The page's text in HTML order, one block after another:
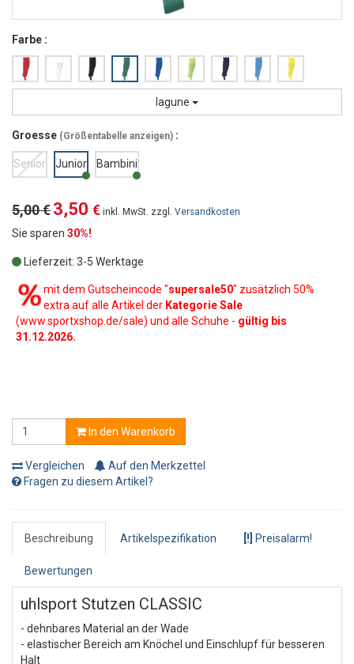
Farbe :
lagune
Groesse (Größentabelle anzeigen) :
Senior Junior Bambini
5,00 €3,50 € inkl. MwSt. zzgl. Versandkosten
Sie sparen 30%!
Lieferzeit: 3-5 Werktage
mit dem Gutscheincode "supersale50" zusätzlich 50%
extra auf alle Artikel der Kategorie Sale
(www.sportxshop.de/sale) und alle Schuhe - gültig bis
31.12.2026.
In den Warenkorb
Vergleichen
Auf den Merkzettel
Fragen zu diesem Artikel?
Beschreibung Artikelspezifikation [!] Preisalarm!
Bewertungen
uhlsport Stutzen CLASSIC
- dehnbares Material an der Wade
- elastischer Bereich am Knöchel und Einschlupf für besseren
Halt